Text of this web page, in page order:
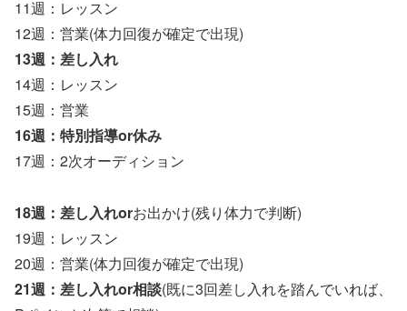
11週：レッスン
12週：営業(体力回復が確定で出現)
13週：差し入れ
14週：レッスン
15週：営業
16週：特別指導or休み
17週：2次オーディション
18週：差し入れorお出かけ(残り体力で判断)
19週：レッスン
20週：営業(体力回復が確定で出現)
21週：差し入れor相談(既に3回差し入れを踏んでいれば、